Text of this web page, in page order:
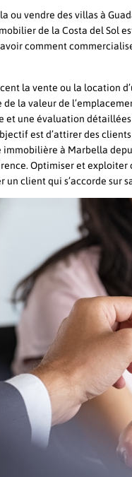
ou vendre des villas à
de la Costa del Sol
comment
la vente ou la location
la valeur de
et une évaluation
est d’attirer des
à Marbella
Optimiser et
client qui s’accorde sur